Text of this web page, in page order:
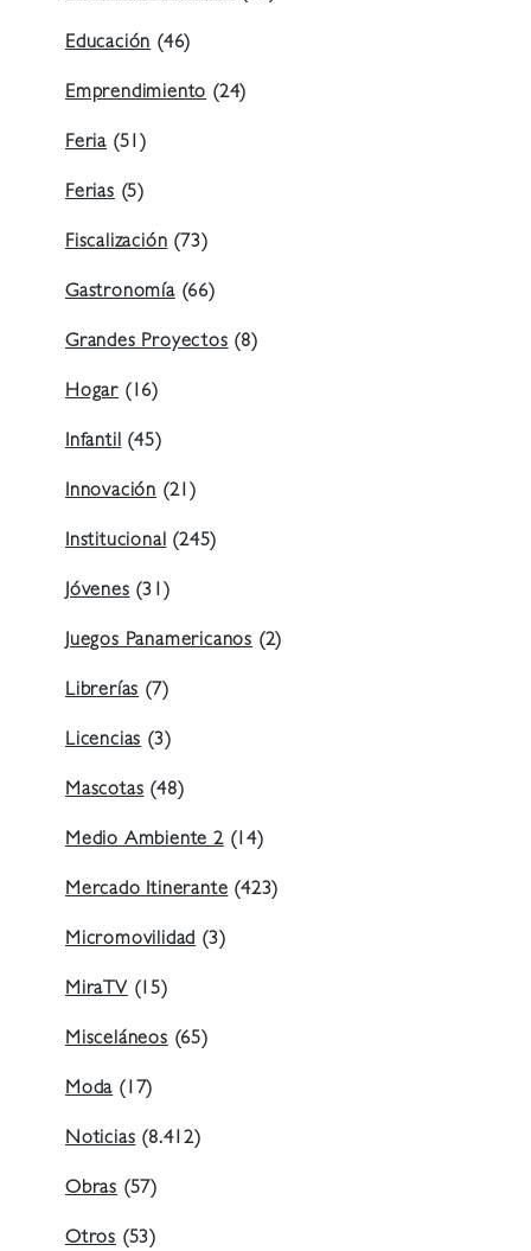
Educación(46)
Emprendimiento(24)
Feria (51)
Ferias(5)
Fiscalización(73)
Gastronomía(66)
Grandes Proyectos(8)
Hogar (16)
Infantil(45)
Innovación (21)
Institucional(245)
Jóvenes(31)
Juegos Panamericanos (2)
Librerías(7)
Licencias(3)
Mascotas(48)
Medio Ambiente 2(14)
Mercado Itinerante(423)
Micromovilidad(3)
MiraTV(15)
Misceláneos(65)
Moda(17)
Noticias(8.412)
Obras (57)
Otros (53)